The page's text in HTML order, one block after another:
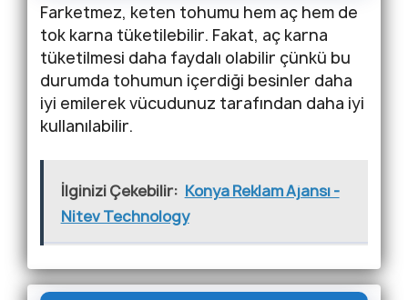
Farketmez, keten tohumu hem aç hem de
tok karna tüketilebilir. Fakat, aç karna
tüketilmesi daha faydalı olabilir çünkü bu
durumda tohumun içerdiği besinler daha
iyi emilerek vücudunuz tarafından daha iyi
kullanılabilir.
İlginizi Çekebilir: Konya Reklam Ajansı -
Nitev Technology